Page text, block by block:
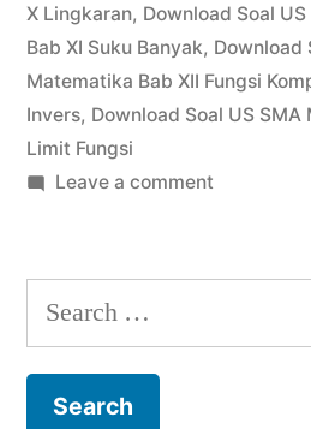
X Lingkaran, Download Soal
Bab XI Suku Banyak, Download
Matematika Bab XII Fungsi
Invers, Download Soal US SMA
Limit Fungsi
Leave a commenton
US
Limit
Search
for: